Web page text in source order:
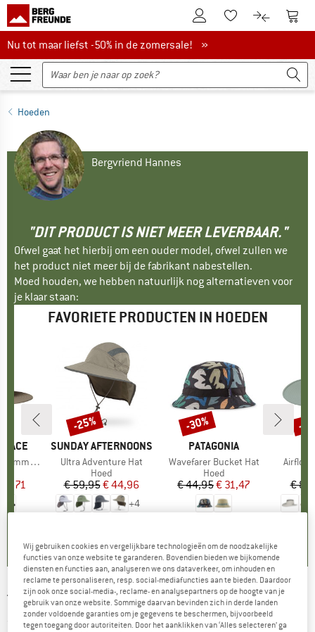
De klantenaccount
Naar deNaar de
Nu tot maar liefst -50% in de zomersale!
Nu tot maar liefst -50% in de zomersale! »
Hoeden
Bergvriend Hannes
"DIT PRODUCT IS NIET MEER LEVERBAAR."
Ofwel gaat het hierbij om een ouder model, ofwel zullen we
het product niet meer bij de fabrikant nabestellen.
Moed houden, we hebben natuurlijk nog alternatieven voor
je klaar staan:
FAVORIETE PRODUCTEN IN HOEDEN
FACE
Hat
prijs
MERK
SUNDAY AFTERNOONS
Artikel
Ultra Adventure Hat
Productgroep
Hoed
Prijs
€ 59,95Verlaagde prijs
€ 44,96
+4
Korting
-25%
MERK
PATAGONIA
Artikel
Wavefarer Bucket Hat
Productgroep
Hoed
Prijs
€ 44,95Verlaagde prijs
€ 31,47
Korting
-30%
Artikel
Airflo
€
-
TILLEY - Rain Hat - Hoed
(0)
Wij gebruiken cookies en vergelijkbare technologieën om de noodzakelijke
functies van onze website te garanderen. Bovendien bieden we bijkomende
diensten en functies aan, analyseren we ons dataverkeer, om inhouden en
reclame te personaliseren, resp. social-mediafuncties aan te bieden. Daardoor
zijn ook onze social-media-, reclame- en analysepartners op de hoogte van je
gebruik van onze website. Sommige daarvan bevinden zich in derde landen
zonder voldoende garanties om je gegevens te beschermen, bijvoorbeeld
tegen toegang door autoriteiten. Door het aanklikken van ‘Alles selecteren’ ga